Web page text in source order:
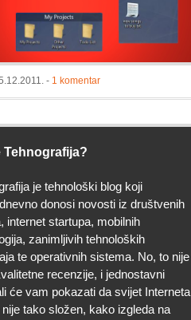
- 1 komentar
Tehnografija?
je tehnološki blog koji
donosi novosti iz društvenih
internet startupa, mobilnih
zanimljivih tehnoloških
te operativnih sistema. No, to nije
recenzije, i jednostavni
će vam pokazati da svijet Interneta
nije tako složen, kako izgleda na